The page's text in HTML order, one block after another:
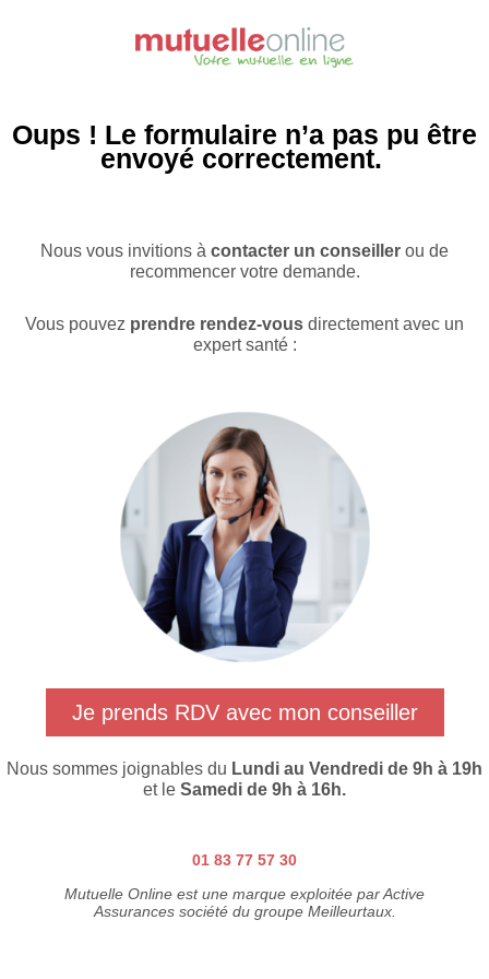
Oups ! Le formulaire n’a pas pu être
envoyé correctement.
Nous vous invitions à contacter un conseiller ou de
recommencer votre demande.
Vous pouvez prendre rendez-vous directement avec un
expert santé :
Je prends RDV avec mon conseiller
Nous sommes joignables du Lundi au Vendredi de 9h à 19h
et le Samedi de 9h à 16h.
01 83 77 57 30
Mutuelle Online est une marque exploitée par Active
Assurances société du groupe Meilleurtaux.